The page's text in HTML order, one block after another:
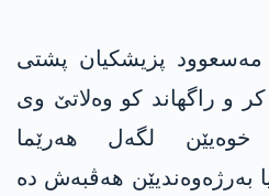
مەسعوود پزیشکیان پشتی
و راگھاند کو وەلاتێ وی
خوەیێن لگەل ھەرێما
بەرژەوەندیێن ھەڤبەش دە